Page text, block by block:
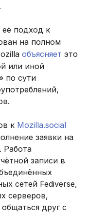
её подход к
на полном
объясняет это
или иной
по сути
к Mozilla.social
заявки на
Работа
записи в
сетей Fediverse,
серверов,
друг с